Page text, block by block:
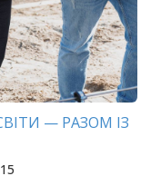
— РАЗОМ ІЗ